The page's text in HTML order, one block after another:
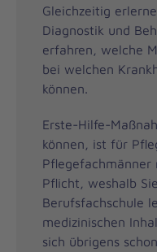
Gleichzeitig
Diagnostik und
erfahren, welche
bei welchen
können.
Erste-Hilfe-
können, ist für
Pflegefachmänner
Pflicht, weshalb
Berufsfachschule
medizinischen
sich übrigens